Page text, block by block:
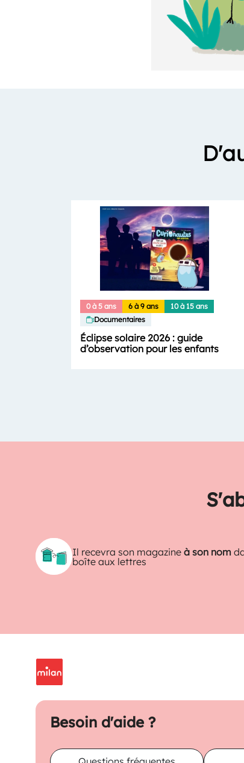
0 à 5 ans 6 à 9 ans
10 à 15 ans
Documentaires
Éclipse solaire 2026 : guide
d’observation pour les enfants
Il recevra son magazineà son nom
boîte aux lettres
Besoin d'aide ?